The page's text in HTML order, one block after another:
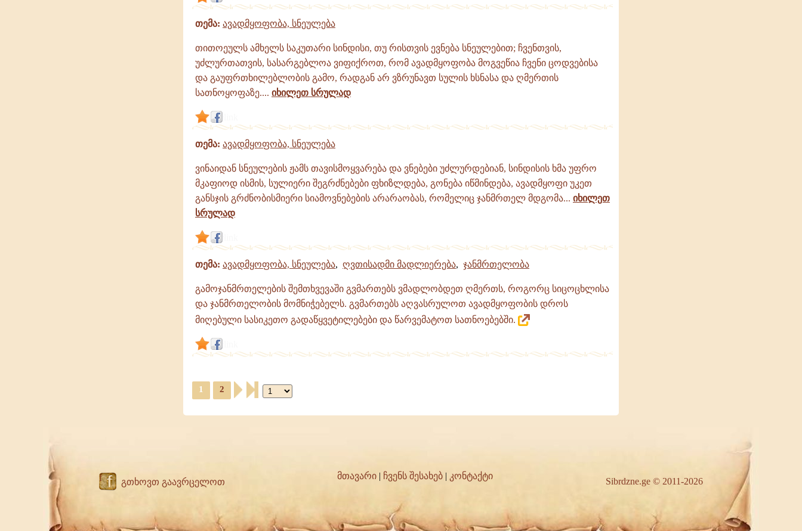
თემა: ავადმყოფობა, სნეულება
თითოეულს ამხელს საკუთარი სინდისი, თუ რისთვის ევნება სნეულებით; ჩვენთვის,
უძლურთათვის, სასარგებლოა ვიფიქროთ, რომ ავადმყოფობა მოგვეწია ჩვენი ცოდვებისა
და გაუფრთხილებლობის გამო, რადგან არ ვზრუნავთ სულის ხსნასა და ღმერთის
სათნოყოფაზე.... იხილეთ სრულად
თემა: ავადმყოფობა, სნეულება
ვინაიდან სნეულების ჟამს თავისმოყვარება და ვნებები უძლურდებიან, სინდისის ხმა უფრო
მკაფიოდ ისმის, სულიერი შეგრძნებები ფხიზლდება, გონება იწმინდება, ავადმყოფი უკეთ
განსჯის გრძნობისმიერი სიამოვნებების არარაობას, რომელიც ჯანმრთელ მდგომა... იხილეთ
სრულად
თემა: ავადმყოფობა, სნეულება, ღვთისადმი მადლიერება, ჯანმრთელობა
გამოჯანმრთელების შემთხვევაში გვმართებს ვმადლობდეთ ღმერთს, როგორც სიცოცხლისა
და ჯანმრთელობის მომნიჭებელს. გვმართებს აღვასრულოთ ავადმყოფობის დროს
მიღებული სასიკეთო გადაწყვეტილებები და წარვემატოთ სათნოებებში.
1 2
f გთხოვთ გაავრცელოთ
მთავარი | ჩვენს შესახებ | კონტაქტი
Sibrdzne.ge © 2011-2026